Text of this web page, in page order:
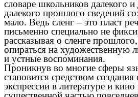
словаре школьников далекого
далекого прошлого сведений
мало. Ведь сленг – это пласт
письменно специально не
рассказывая о сленге
опираться на художественную
и устные воспоминания.
Проникнув во многие сферы
становится средством создания
экспрессии в литературе и кино